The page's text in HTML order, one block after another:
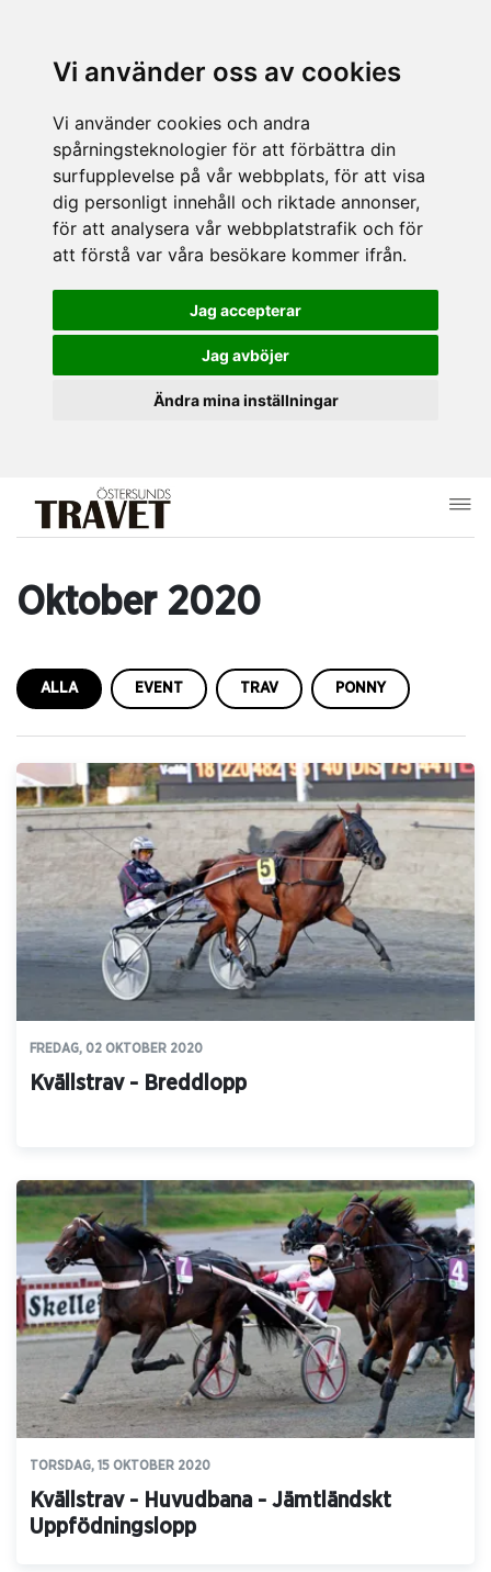
Vi använder oss av cookies
Vi använder cookies och andra
spårningsteknologier för att förbättra din
surfupplevelse på vår webbplats, för att visa
dig personligt innehåll och riktade annonser,
för att analysera vår webbplatstrafik och för
att förstå var våra besökare kommer ifrån.
Jag accepterar
Jag avböjer
Ändra mina inställningar
Oktober 2020
ALLA EVENT TRAV PONNY
FREDAG, 02 OKTOBER 2020
Kvällstrav - Breddlopp
TORSDAG, 15 OKTOBER 2020
Kvällstrav - Huvudbana - Jämtländskt
Uppfödningslopp